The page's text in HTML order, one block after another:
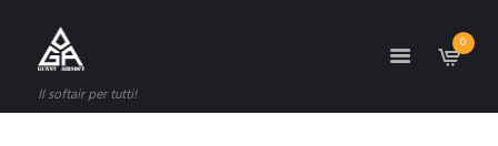
Il softair per tutti!
0